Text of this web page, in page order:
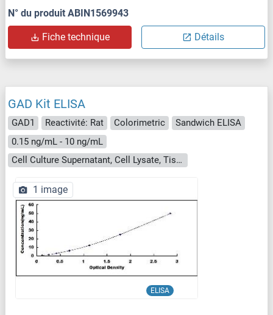
N° du produit ABIN1569943
Fiche technique Détails
GAD Kit ELISA
GAD1 Reactivité: Rat Colorimetric
Sandwich ELISA
0.15 ng/mL - 10 ng/mL
Cell Culture Supernatant, Cell Lysate, Tissue Homogenate
ELISA
1 image